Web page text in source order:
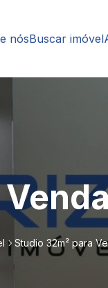
nósBuscar imóvel
Studio 32m² para